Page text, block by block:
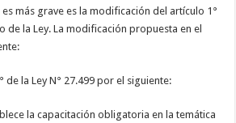
más grave es la modificación del artículo 1°
de la Ley. La modificación propuesta en el
de la Ley N° 27.499 por el siguiente:
la capacitación obligatoria en la temática